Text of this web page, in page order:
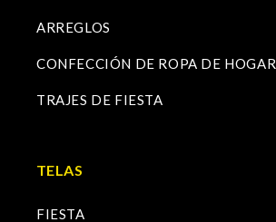
ARREGLOS
CONFECCIÓN DE ROPA DE HOGAR
TRAJES DE FIESTA
TELAS
FIESTA